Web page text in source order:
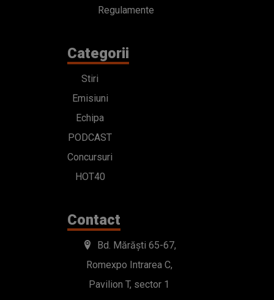
Regulamente
Categorii
Stiri
Emisiuni
Echipa
PODCAST
Concursuri
HOT40
Contact
Bd. Mărăști 65-67,
Romexpo Intrarea C,
Pavilion T, sector 1